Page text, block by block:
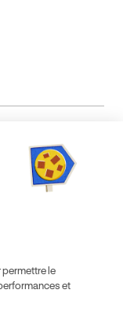
confidentialité
que vous
Générales de
le
et